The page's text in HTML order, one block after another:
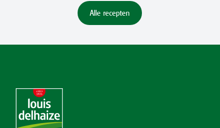
Alle recepten